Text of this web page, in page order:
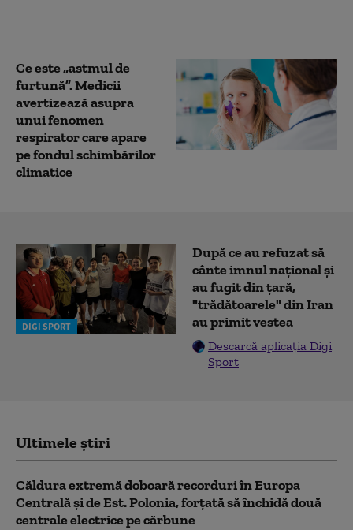
Ce este „astmul de
furtună”. Medicii
avertizează asupra
unui fenomen
respirator care apare
pe fondul schimbărilor
climatice
DIGI SPORT
După ce au refuzat să
cânte imnul naţional şi
au fugit din ţară,
"trădătoarele" din Iran
au primit vestea
Descarcă aplicația Digi
Sport
Ultimele știri
Căldura extremă doboară recorduri în Europa
Centrală și de Est. Polonia, forțată să închidă două
centrale electrice pe cărbune